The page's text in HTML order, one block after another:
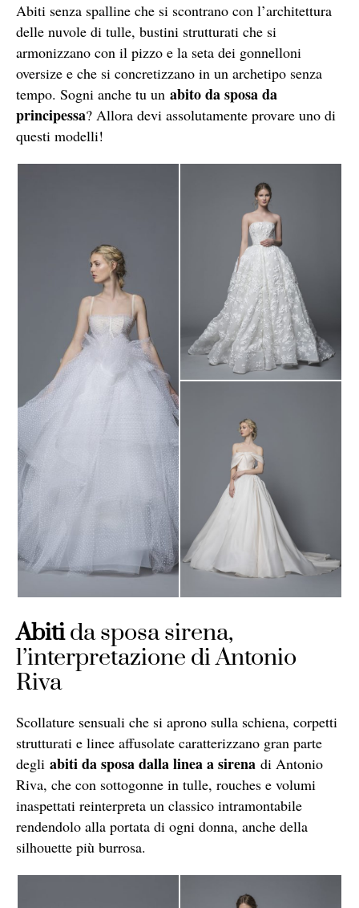
Abiti senza spalline che si scontrano con l’architettura
delle nuvole di tulle, bustini strutturati che si
armonizzano con il pizzo e la seta dei gonnelloni
oversize e che si concretizzano in un archetipo senza
tempo. Sogni anche tu un abito da sposa da
principessa? Allora devi assolutamente provare uno di
questi modelli!
Abitida sposa sirena,
l’interpretazione di Antonio
Riva
Scollature sensuali che si aprono sulla schiena, corpetti
strutturati e linee affusolate caratterizzano gran parte
degli abiti da sposa dalla linea a sirena di Antonio
Riva, che con sottogonne in tulle, rouches e volumi
inaspettati reinterpreta un classico intramontabile
rendendolo alla portata di ogni donna, anche della
silhouette più burrosa.